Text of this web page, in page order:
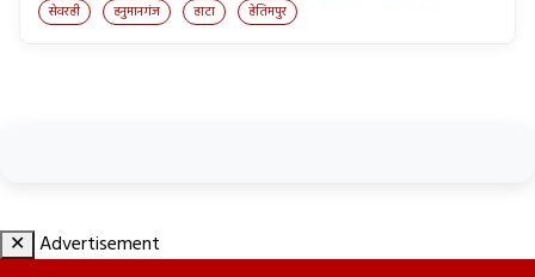
सेवरही
हनुमानगंज हाटा हेतिमपुर
✕ Advertisement